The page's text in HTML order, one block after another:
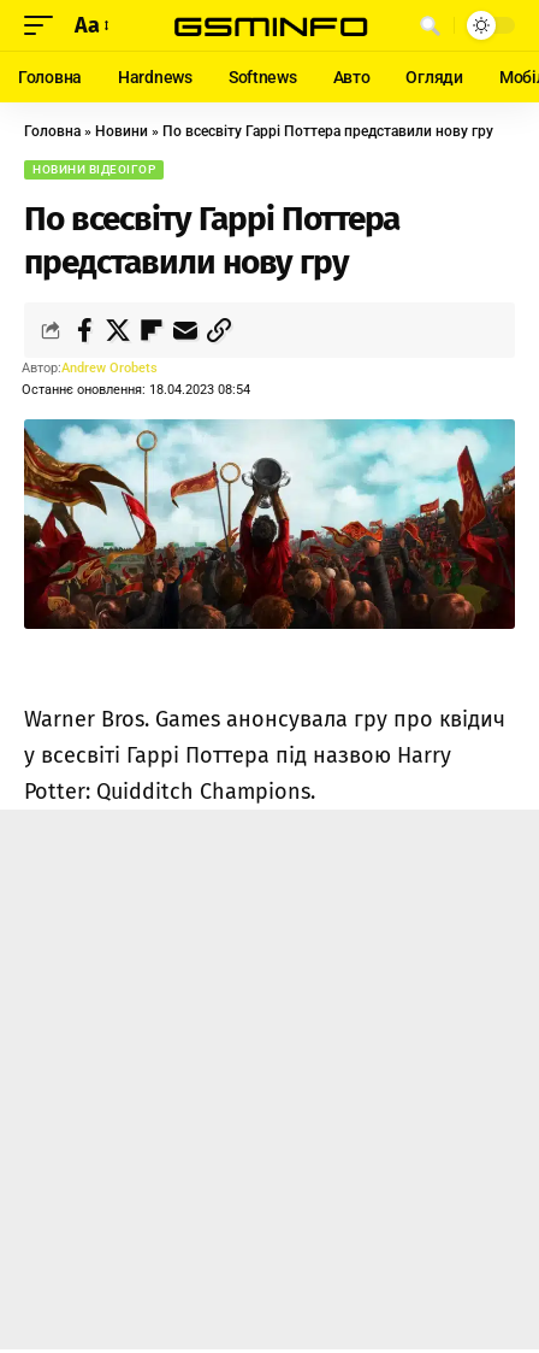
Aa
Головна Hardnews Softnews Авто Огляди
Головна » Новини » По всесвіту Гаррі Поттера представили нову гру
НОВИНИ ВІДЕОІГОР
По всесвіту Гаррі Поттера
представили нову гру
Останнє оновлення: 18.04.2023 08:54
Автор:Andrew Orobets
Warner Bros. Games анонсувала гру про квідич
у всесвіті Гаррі Поттера під назвою Harry
Potter: Quidditch Champions.